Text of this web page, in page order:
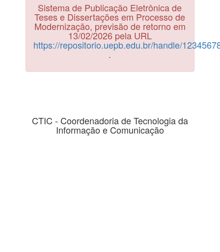
Sistema de Publicação Eletrônica de
Teses e Dissertações em Processo de
Modernização, previsão de retorno em
13/02/2026 pela URL
https://repositorio.uepb.edu.br/handle/
.
CTIC - Coordenadoria de Tecnologia da
Informação e Comunicação